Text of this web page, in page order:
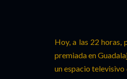
Hoy, a las 22 horas,
premiada en
un espacio